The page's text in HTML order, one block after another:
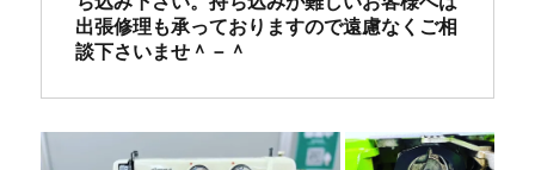
門
店
「ミ
生
活」
出張修理も承っておりますので遠慮なくご相
談下さいませ＾－＾